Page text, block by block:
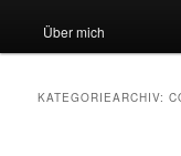
Über mich
KATEGORIEARCHIV: